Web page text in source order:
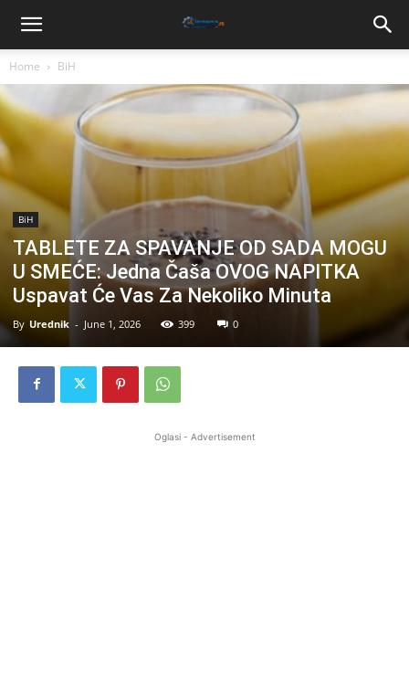
Home BiH
BiH
TABLETE ZA SPAVANJE OD SADA MOGU
U SMEĆE: Jedna Čaša OVOG NAPITKA
Uspavat Će Vas Za Nekoliko Minuta
By Urednik - June 1, 2026 399 0
Oglasi - Advertisement